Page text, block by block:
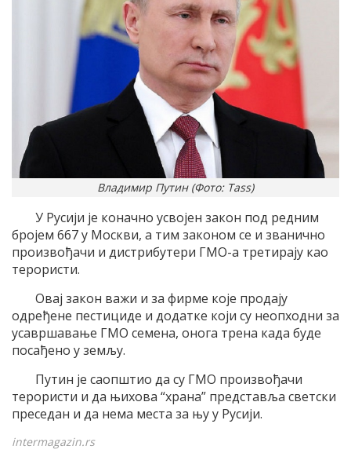
Владимир Путин (Фото: Tass)
У Русији је коначно усвојен закон под редним
бројем 667 у Москви, а тим законом се и званично
произвођачи и дистрибутери ГМО-а третирају као
терористи.
Овај закон важи и за фирме које продају
одређене пестициде и додатке који су неопходни за
усавршавање ГМО семена, онога трена када буде
посађено у земљу.
Путин је саопштио да су ГМО произвођачи
терористи и да њихова “храна” представља светски
преседан и да нема места за њу у Русији.
intermagazin.rs